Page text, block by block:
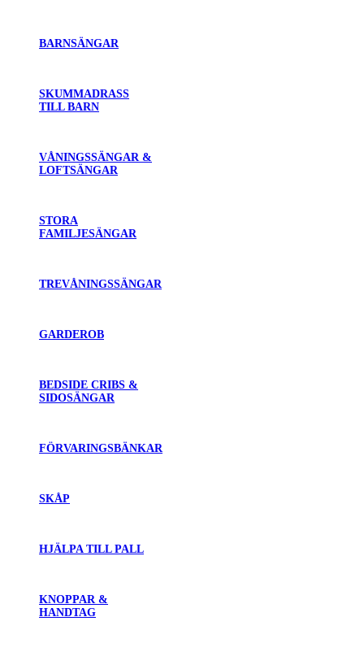
BARNSÄNGAR
SKUMMADRASS
TILL BARN
VÅNINGSSÄNGAR &
LOFTSÄNGAR
STORA
FAMILJESÄNGAR
TREVÅNINGSSÄNGAR
GARDEROB
BEDSIDE CRIBS &
SIDOSÄNGAR
FÖRVARINGSBÄNKAR
SKÅP
HJÄLPA TILL PALL
KNOPPAR &
HANDTAG